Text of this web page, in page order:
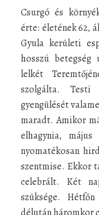
Csurgó és
érte: életének 62,
Gyula kerületi
hosszú betegség
lelkét
szolgálta. Testi
gyengülését
maradt. Amikor
elhagynia, május
nyomatékosan
szentmise. Ekkor
celebrált. Két
szüksége.